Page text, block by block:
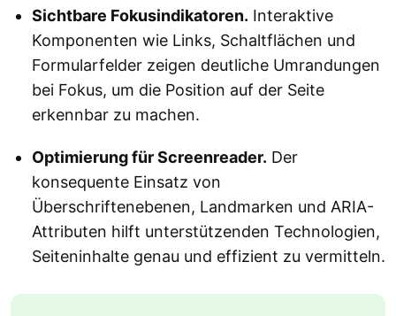
Sichtbare Fokusindikatoren. Interaktive
Komponenten wie Links, Schaltflächen und
Formularfelder zeigen deutliche Umrandungen
bei Fokus, um die Position auf der Seite
erkennbar zu machen.
Optimierung für Screenreader. Der
konsequente Einsatz von
Überschriftenebenen, Landmarken und ARIA-
Attributen hilft unterstützenden Technologien,
Seiteninhalte genau und effizient zu vermitteln.